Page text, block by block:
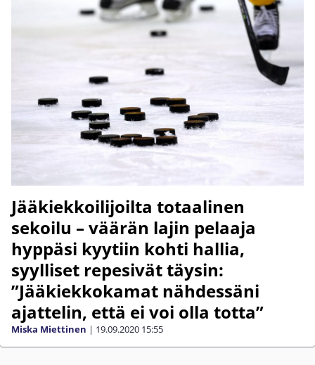
Jääkiekkoilijoilta totaalinen
sekoilu – väärän lajin pelaaja
hyppäsi kyytiin kohti hallia,
syylliset repesivät täysin:
”Jääkiekkokamat nähdessäni
ajattelin, että ei voi olla totta”
Miska Miettinen | 19.09.2020 15:55